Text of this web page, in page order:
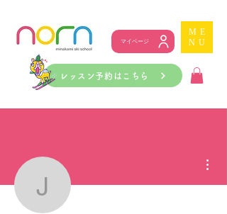
マイページ
ME
NU
レッスン予約はこちら